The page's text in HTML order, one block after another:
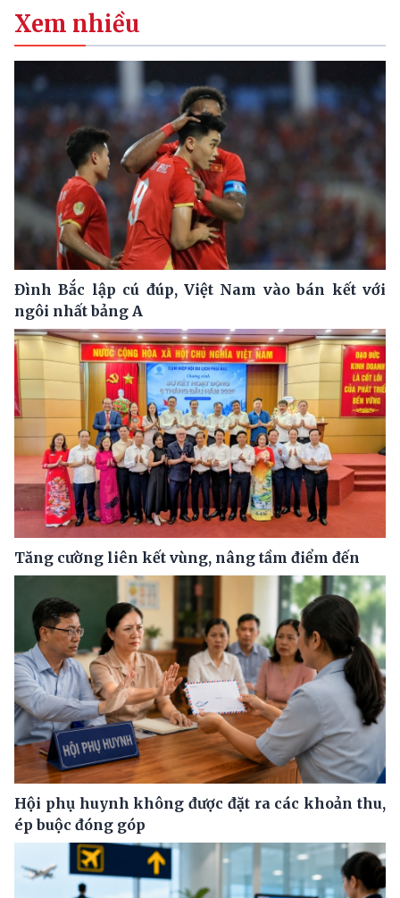
Xem nhiều
Đình Bắc lập cú đúp, Việt Nam vào bán kết với
ngôi nhất bảng A
Tăng cường liên kết vùng, nâng tầm điểm đến
Hội phụ huynh không được đặt ra các khoản thu,
ép buộc đóng góp